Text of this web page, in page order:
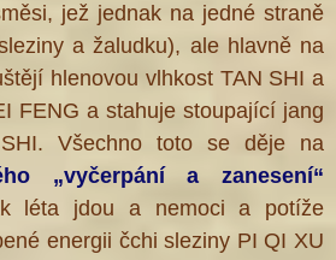
jež jednak na jedné straně
a žaludku), ale hlavně na
hlenovou vlhkost TAN SHI a
FENG a stahuje stoupající jang
Všechno toto se děje na
„vyčerpání a zanesení“
léta jdou a nemoci a potíže
energii čchi sleziny PI QI XU